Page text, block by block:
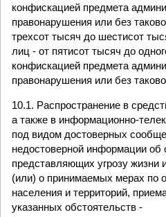
конфискацией предмета
правонарушения или без
трехсот тысяч до шестисот
лиц - от пятисот тысяч до
конфискацией предмета
правонарушения или без
10.1. Распространение в
а также в информационно-
под видом достоверных
недостоверной информации об
представляющих угрозу жизни
(или) о принимаемых мерах по
населения и территорий,
указанных обстоятельств -